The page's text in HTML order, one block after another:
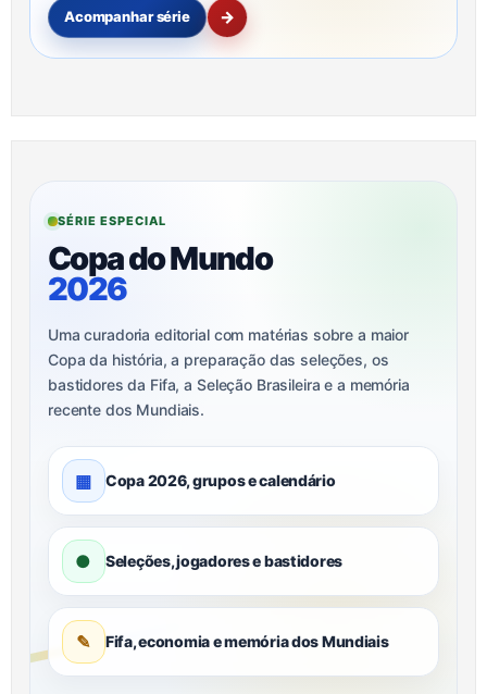
Acompanhar série →
SÉRIE ESPECIAL
Copa do Mundo
2026
Uma curadoria editorial com matérias sobre a maior
Copa da história, a preparação das seleções, os
bastidores da Fifa, a Seleção Brasileira e a memória
recente dos Mundiais.
▦ Copa 2026, grupos e calendário
● Seleções, jogadores e bastidores
✎ Fifa, economia e memória dos Mundiais